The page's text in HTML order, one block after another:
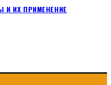
И ИХ ПРИМЕНЕНИЕ